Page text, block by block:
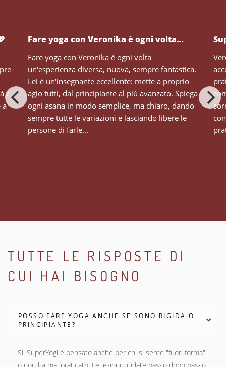
Fare yoga con Veronika è ogni volta…
Fare yoga con Veronika è ogni volta
un'esperienza diversa, nuova, sempre fantastica.
Lei è un'insegnante eccellente: mette a proprio
agio tutti, dal principiante al più avanzato. Spiega
ogni asana in modo semplice, ma chiaro, dando
sempre tutte le variazioni e lasciando libere le
persone di farle...
e
a
TUTTE LE RISPOSTE DI
CUI HAI BISOGNO
POSSO FARE YOGA ANCHE SE SONO RIGIDA O
PRINCIPIANTE?
Sì. SuperYogi è pensato anche per chi si sente "fuori forma"